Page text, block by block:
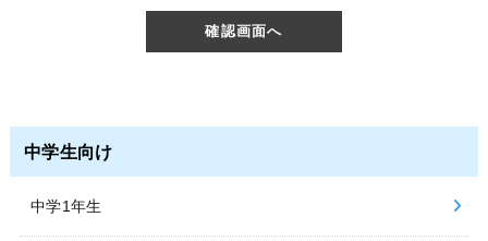
確認画面へ
中学生向け
中学1年生